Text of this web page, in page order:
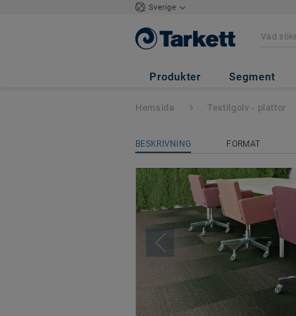
Sverige
Produkter Segment
Fuse
Hemsida Textilgolv - plattor
BESKRIVNING FORMAT